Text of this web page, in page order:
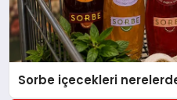
Sorbe içecekleri